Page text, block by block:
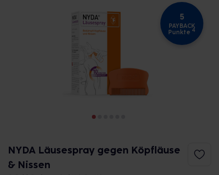
5
PAYBACK
Punkte 4
NYDA Läusespray gegen Köpfläuse
& Nissen